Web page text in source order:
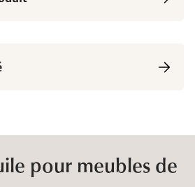
pour meubles de